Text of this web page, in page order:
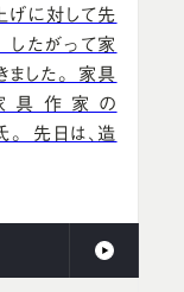
げに対して先
したがって家
ました。 家具
具作家の
先日は、造